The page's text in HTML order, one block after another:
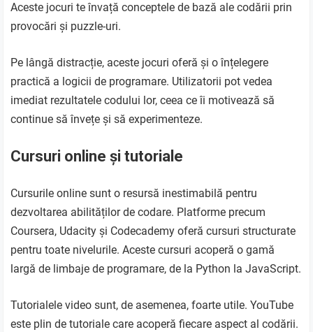
Aceste jocuri te învață conceptele de bază ale codării prin
provocări și puzzle-uri.
Pe lângă distracție, aceste jocuri oferă și o înțelegere
practică a logicii de programare. Utilizatorii pot vedea
imediat rezultatele codului lor, ceea ce îi motivează să
continue să învețe și să experimenteze.
Cursuri online și tutoriale
Cursurile online sunt o resursă inestimabilă pentru
dezvoltarea abilităților de codare. Platforme precum
Coursera, Udacity și Codecademy oferă cursuri structurate
pentru toate nivelurile. Aceste cursuri acoperă o gamă
largă de limbaje de programare, de la Python la JavaScript.
Tutorialele video sunt, de asemenea, foarte utile. YouTube
este plin de tutoriale care acoperă fiecare aspect al codării.